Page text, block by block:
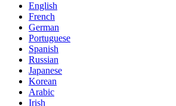
English
French
German
Portuguese
Spanish
Russian
Japanese
Korean
Arabic
Irish